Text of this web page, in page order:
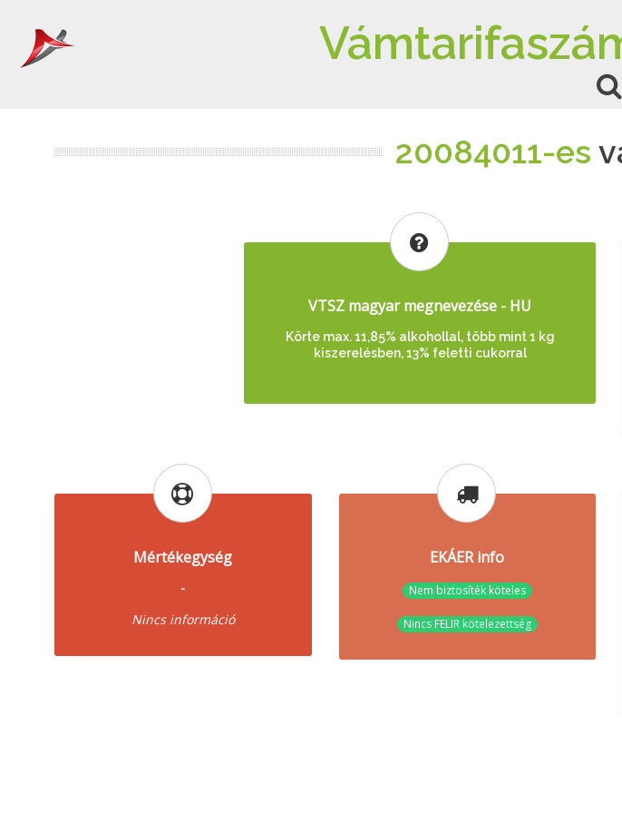
20084011-es
VTSZ magyar megnevezése - HU
Körte max. 11,85% alkohollal, több mint 1 kg
kiszerelésben, 13% feletti cukorral
Mértékegység
-
Nincs információ
EKÁER info
Nem biztosíték köteles
Nincs FELIR kötelezettség